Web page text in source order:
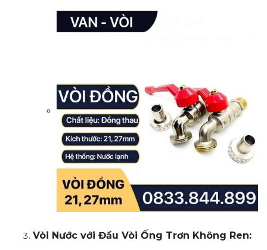
Vòi Nước với Đầu Vòi Ống Trơn Không Ren: